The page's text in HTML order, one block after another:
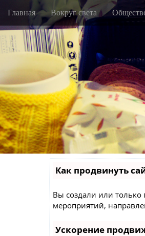
i
n
n
u
i
p
o
n
t
e
n
t
Главная Вокруг света
Как продвинуть
Вы создали или только
мероприятий,
Ускорение